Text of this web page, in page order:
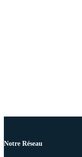
Notre Réseau